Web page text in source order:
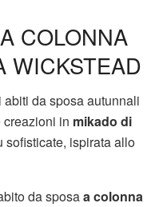
COLONNA
WICKSTEAD
da sposa autunnali
in mikado di
sofisticate, ispirata allo
da sposaa colonna